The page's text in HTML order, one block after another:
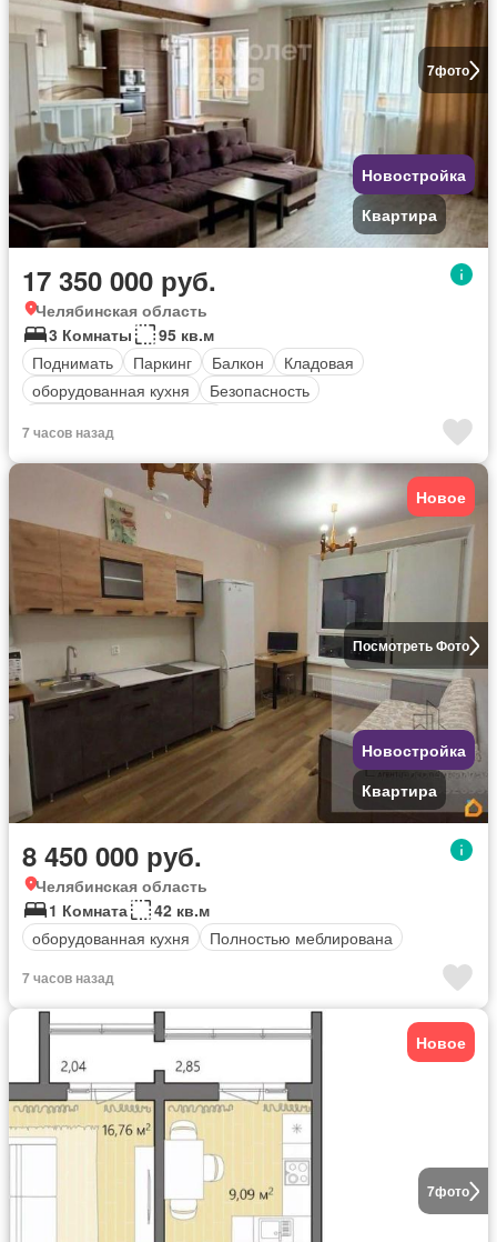
7фото
Новостройка
Квартира
17 350 000 руб.
Челябинская область
3 Комнаты
95 кв.м
Поднимать
Паркинг Балкон
Кладовая
оборудованная кухня
Безопасность
7 часов назад
Посмотреть Фото
Новое
Новостройка
Квартира
8 450 000 руб.
Челябинская область
1 Комната
42 кв.м
оборудованная кухня
Полностью меблирована
7 часов назад
7фото
Новое